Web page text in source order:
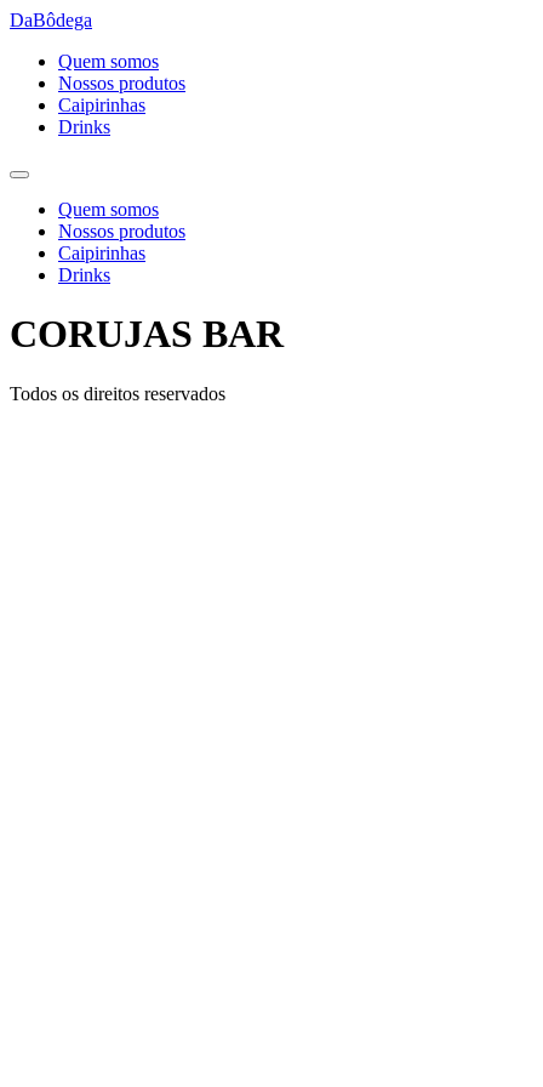
Ir
conteúdo
DaBôdega
Quem somos
Nossos produtos
Caipirinhas
Drinks
Quem somos
Nossos produtos
Caipirinhas
Drinks
CORUJAS BAR
Todos os direitos reservados